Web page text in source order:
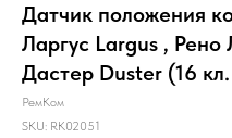
Датчик положения
Ларгус Largus ,
Дастер Duster (16
РемКом
SKU: RK02051